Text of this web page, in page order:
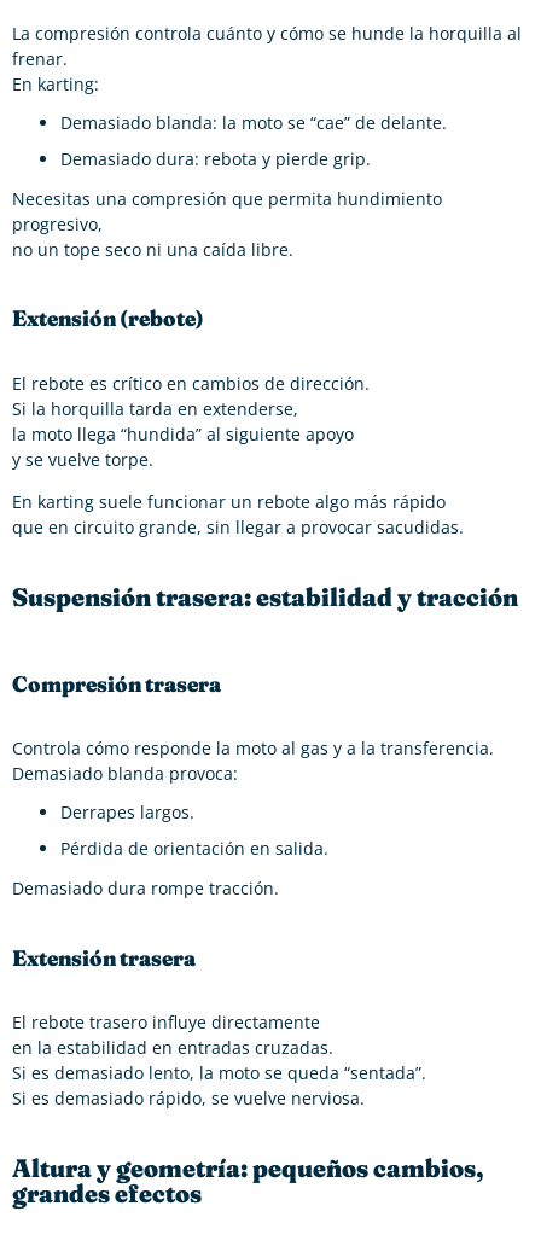
La compresión controla cuánto y cómo se hunde la horquilla al
frenar.
En karting:
Demasiado blanda: la moto se “cae” de delante.
Demasiado dura: rebota y pierde grip.
Necesitas una compresión que permita hundimiento
progresivo,
no un tope seco ni una caída libre.
Extensión (rebote)
El rebote es crítico en cambios de dirección.
Si la horquilla tarda en extenderse,
la moto llega “hundida” al siguiente apoyo
y se vuelve torpe.
En karting suele funcionar un rebote algo más rápido
que en circuito grande, sin llegar a provocar sacudidas.
Suspensión trasera: estabilidad y tracción
Compresión trasera
Controla cómo responde la moto al gas y a la transferencia.
Demasiado blanda provoca:
Derrapes largos.
Pérdida de orientación en salida.
Demasiado dura rompe tracción.
Extensión trasera
El rebote trasero influye directamente
en la estabilidad en entradas cruzadas.
Si es demasiado lento, la moto se queda “sentada”.
Si es demasiado rápido, se vuelve nerviosa.
Altura y geometría: pequeños cambios,
grandes efectos